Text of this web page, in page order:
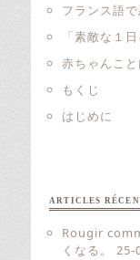
フランス語
「素敵な１日
赤ちゃんこと
もくじ
はじめに
ARTICLES
Rougir
くなる。
25-